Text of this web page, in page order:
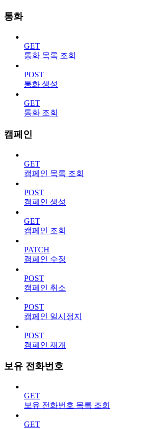
통화
GET
통화 목록 조회
POST
통화 생성
GET
통화 조회
캠페인
GET
캠페인 목록 조회
POST
캠페인 생성
GET
캠페인 조회
PATCH
캠페인 수정
POST
캠페인 취소
POST
캠페인 일시정지
POST
캠페인 재개
보유 전화번호
GET
보유 전화번호 목록 조회
GET